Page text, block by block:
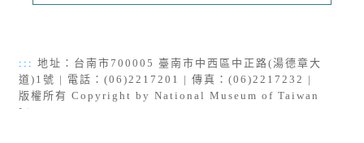
::: 地址：台南市700005 臺南市中西區中正路(湯德章大
道)1號 | 電話：(06)2217201 | 傳真：(06)2217232 |
版權所有 Copyright by National Museum of Taiwan
Literature